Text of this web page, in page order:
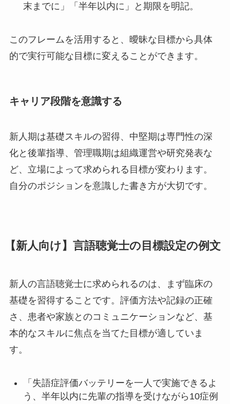
末までに」「半年以内に」と期限を明記。
このフレームを活用すると、曖昧な目標から具体
的で実行可能な目標に変えることができます。
キャリア段階を意識する
新人期は基礎スキルの習得、中堅期は専門性の深
化と後輩指導、管理職期は組織運営や研究発表な
ど、立場によって求められる目標が変わります。
自分のポジションを意識した書き方が大切です。
【新人向け】言語聴覚士の目標設定の例文
新人の言語聴覚士に求められるのは、まず臨床の
基礎を習得することです。評価方法や記録の正確
さ、患者や家族とのコミュニケーションなど、基
本的なスキルに焦点を当てた目標が適していま
す。
「失語症評価バッテリーを一人で実施できるよ
う、半年以内に先輩の指導を受けながら10症例